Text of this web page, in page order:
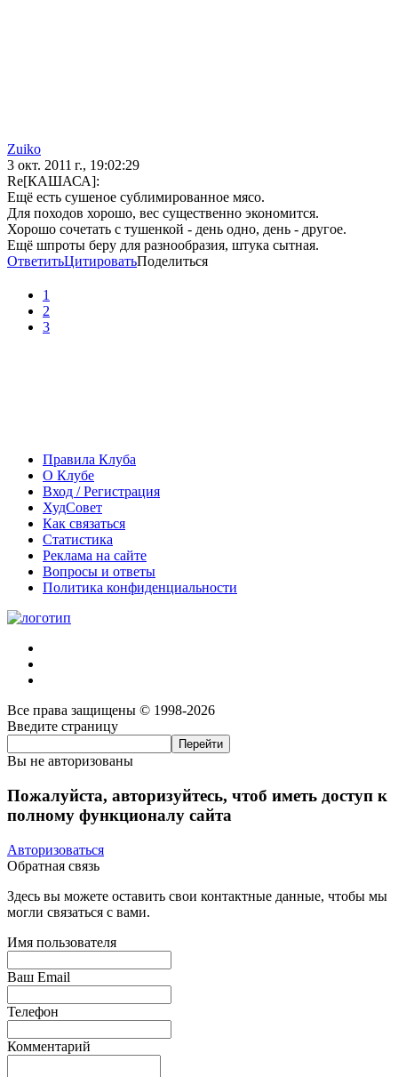
Zuiko
3 окт. 2011 г., 19:02:29
Re[КАШАСА]:
Ещё есть сушеное сублимированное мясо.
Для походов хорошо, вес существенно экономится.
Хорошо сочетать с тушенкой - день одно, день - другое.
Ещё шпроты беру для разнообразия, штука сытная.
ОтветитьЦитироватьПоделиться
1
2
3
Правила Клуба
О Клубе
Вход / Регистрация
ХудСовет
Как связаться
Статистика
Реклама на сайте
Вопросы и ответы
Политика конфиденциальности
Все права защищены © 1998-2026
Введите страницу
Вы не авторизованы
Пожалуйста, авторизуйтесь, чтоб иметь доступ к
полному функционалу сайта
Авторизоваться
Обратная связь
Здесь вы можете оставить свои контактные данные, чтобы мы
могли связаться с вами.
Имя пользователя
Ваш Email
Телефон
Комментарий